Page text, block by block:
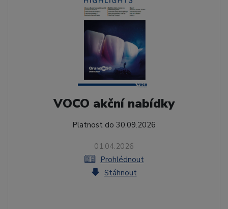
VOCO akční nabídky
Platnost do 30.09.2026
01.04.2026
Prohlédnout
Stáhnout